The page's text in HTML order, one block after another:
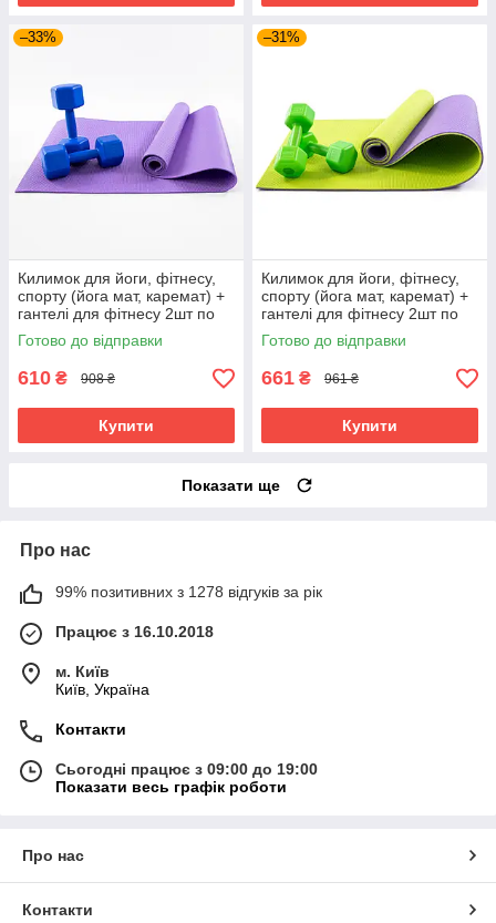
–33%
Килимок для йоги, фітнесу,
спорту (йога мат, каремат) +
гантелі для фітнесу 2шт по
3кг OSPORT Set 83 (n-0113)
Фіолетово-синій
Готово до відправки
610 ₴ 908 ₴
Купити
–31%
Килимок для йоги, фітнесу,
спорту (йога мат, каремат) +
гантелі для фітнесу 2шт по
2кг OSPORT Set 77 (n-0107)
Салатовий
Готово до відправки
661 ₴ 961 ₴
Купити
Показати ще
Про нас
99% позитивних з 1278 відгуків за рік
Працює з 16.10.2018
м. Київ
Київ, Україна
Контакти
Сьогодні працює з 09:00 до 19:00
Показати весь графік роботи
Про нас
Контакти